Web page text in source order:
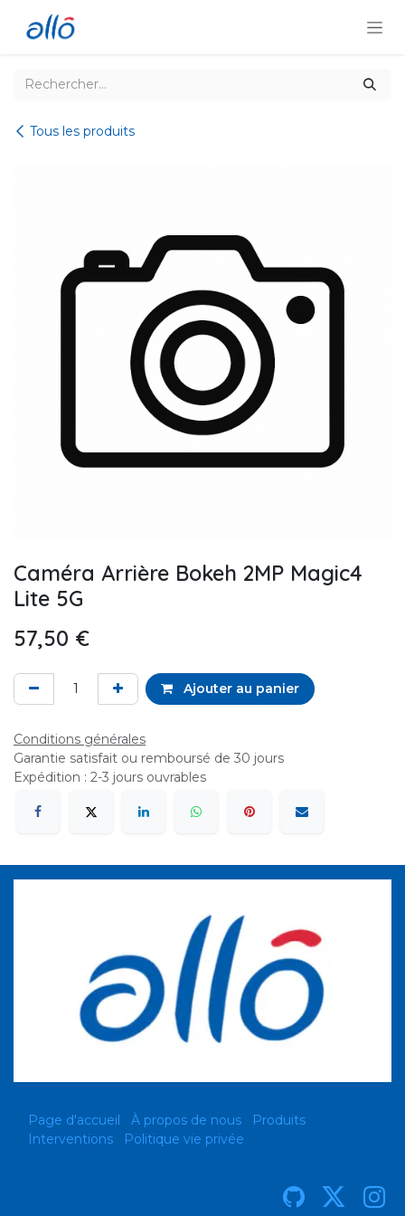
Tous les produits
Caméra Arrière Bokeh 2MP Magic4
Lite 5G
57,50 €
Ajouter au panier
Conditions générales
Garantie satisfait ou remboursé de 30 jours
Expédition : 2-3 jours ouvrables
Page d'accueil À propos de nous
Produits
Interventions
Politique vie privée